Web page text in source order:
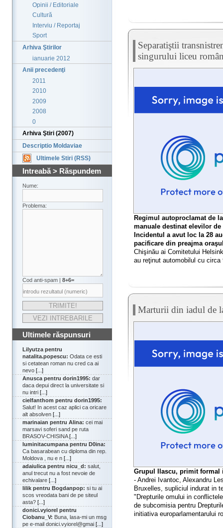
Opinii / Editoriale
Cultură
Interviu / Reportaj
Sport
Arhiva Ştirilor
ianuarie 2012
Anii precedenţi
2011
2010
2009
2008
0
Arhiva Ştiri (2007)
Descriptio Moldaviae
Ultimele Stiri (RSS)
Intreabă > Răspundem
Nume:
Problema:
Cod anti-spam | 8+6=
Ultimele răspunsuri
Lilyutza pentru
natalita.popescu: Odata ce esti
si cetatean roman nu cred ca ai
nevo [...]
Anusca pentru dorin1995: dar
daca depui direct la universitate si
nu intri [...]
cielfanthom pentru dorin1995:
Salut! In acest caz aplici ca oricare
alt absolven [...]
marinaian pentru Alina: cei mai
marsavi soferi sand pe ruta
BRASOV-CHISINA[...]
luminitacumpana pentru D0ina:
Ca basarabean cu diploma din rep.
Moldova , nu e n [...]
adaiulica pentru nicu_d: salut,
anul trecut nu a fost nevoie de
echivalare [...]
lilik pentru Bogdanpop: si tu ai
scos vreodata bani de pe siteul
asta? [...]
donici.vyiorel pentru
Ciobanu_V: Buna, lasa-mi un msg
pe e-mail donici.vyiorel@gmai [...]
Separatiştii
singurului liceu
Regimul autoproclamat de
manuale destinat elevilor
Incidentul a avut loc la 28
pacificare din preajma
Chişinău ai Comitetului
au reţinut automobilul cu circa
Marturii din iadul de
Grupul Ilascu, primit formal
- Andrei Ivantoc, Alexandru
Bruxelles, supliciul indurat in
"Drepturile omului in
de subcomisia pentru
initiativa europarlamentarului